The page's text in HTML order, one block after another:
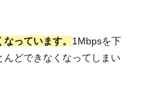
っています。 1Mbpsを下
んどできなくなってしまい